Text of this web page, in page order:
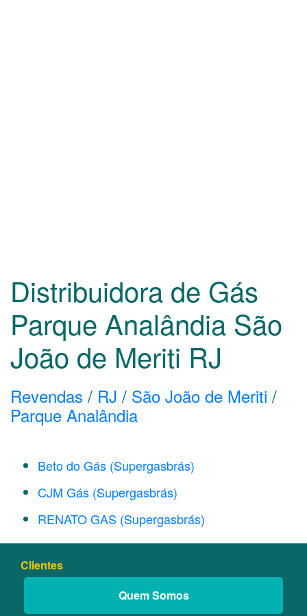
Distribuidora de Gás
Parque Analândia São
João de Meriti RJ
Revendas / RJ / São João de Meriti /
Parque Analândia
Beto do Gás (Supergasbrás)
CJM Gás (Supergasbrás)
RENATO GAS (Supergasbrás)
Clientes
Quem Somos